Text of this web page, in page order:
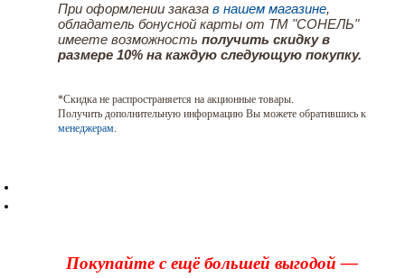
При оформлении заказа в нашем магазине,
обладатель бонусной карты от ТМ "СОНЕЛЬ"
имеете возможность получить скидку в
размере 10% на каждую следующую покупку.
*Скидка не распространяется на акционные товары.
Получить дополнительную информацию Вы можете обратившись к
менеджерам.
Покупайте с ещё большей выгодой —